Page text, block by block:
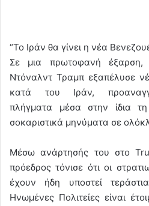
“Το Ιράν θα γίνει η νέα
Σε μια πρωτοφανή
Ντόναλντ Τραμπ εξαπέλυσε
κατά του Ιράν,
πλήγματα μέσα στην ίδια
σοκαριστικά μηνύματα σε
Μέσω ανάρτησής του στο
πρόεδρος τόνισε ότι οι
έχουν ήδη υποστεί
Ηνωμένες Πολιτείες είναι